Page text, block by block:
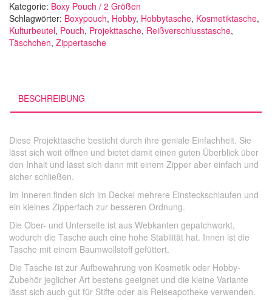
Kategorie: Boxy Pouch / 2 Größen
Schlagwörter: Boxypouch, Hobby, Hobbytasche, Kosmetiktasche,
Kulturbeutel, Pouch, Projekttasche, Reißverschlusstasche,
Täschchen, Zippertasche
BESCHREIBUNG
Diese Projekttasche besticht durch ihre geniale Einfachheit. Sie
lässt sich weit öffnen und bietet damit einen guten Überblick über
den Inhalt und lässt sich dann mit einem Zipper aber einfach und
sicher schließen.
Im Inneren finden sich im Deckel mehrere Einsteckschlaufen und
ein kleines Zipperfach zur besseren Ordnung.
Die Ober- und Unterseite ist aus Webkanten gepatchworkt,
wodurch die Tasche auch eine hohe Stabilität hat. Innen ist die
Tasche mit einem Baumwollstoff gefüttert.
Die Tasche ist zur Aufbewahrung von Kosmetik oder Hobby-
Zubehör jeglicher Art bestens geeignet und die kleine Variante
lässt sich auch gut für Stifte oder als Reiseapotheke verwenden.